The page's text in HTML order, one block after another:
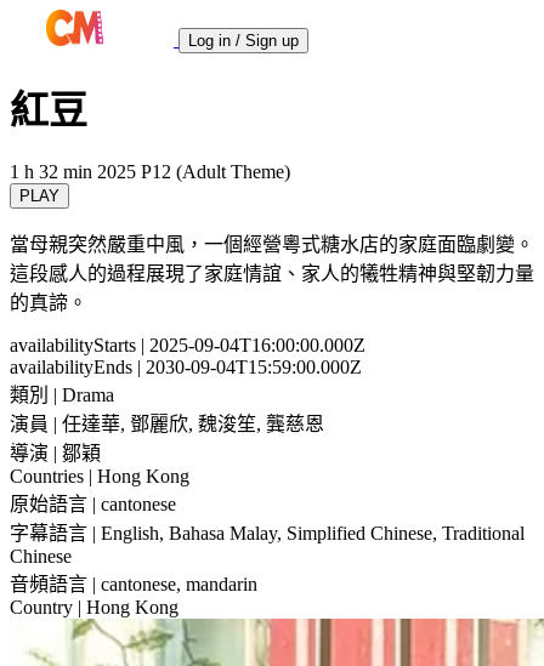
Log in / Sign up
紅豆
1 h 32 min 2025 P12 (Adult Theme)
PLAY
當母親突然嚴重中風，一個經營粵式糖水店的家庭面臨劇變。
這段感人的過程展現了家庭情誼、家人的犧牲精神與堅韌力量
的真諦。
availabilityStarts | 2025-09-04T16:00:00.000Z
availabilityEnds | 2030-09-04T15:59:00.000Z
類別 | Drama
演員 | 任達華, 鄧麗欣, 魏浚笙, 龔慈恩
導演 | 鄒穎
Countries | Hong Kong
原始語言 | cantonese
字幕語言 | English, Bahasa Malay, Simplified Chinese, Traditional
Chinese
音頻語言 | cantonese, mandarin
Country | Hong Kong